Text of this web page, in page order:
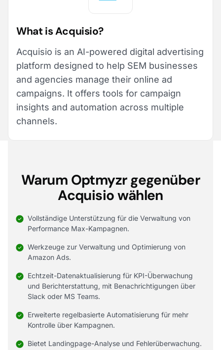
What is Acquisio?
Acquisio is an AI-powered digital advertising
platform designed to help SEM businesses
and agencies manage their online ad
campaigns. It offers tools for campaign
insights and automation across multiple
channels.
Warum Optmyzr gegenüber
Acquisio wählen
Vollständige Unterstützung für die Verwaltung von
Performance Max-Kampagnen.
Werkzeuge zur Verwaltung und Optimierung von
Amazon Ads.
Echtzeit-Datenaktualisierung für KPI-Überwachung
und Berichterstattung, mit Benachrichtigungen über
Slack oder MS Teams.
Erweiterte regelbasierte Automatisierung für mehr
Kontrolle über Kampagnen.
Bietet Landingpage-Analyse und Fehlerüberwachung.